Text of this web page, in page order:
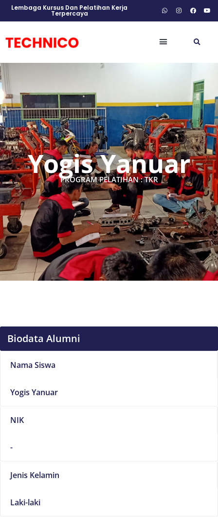
Lembaga Kursus Dan Pelatihan Kerja
Terpercaya
Yogis Yanuar
PROGRAM PELATIHAN : TKR
Biodata Alumni
Nama Siswa
Yogis Yanuar
NIK
-
Jenis Kelamin
Laki-laki